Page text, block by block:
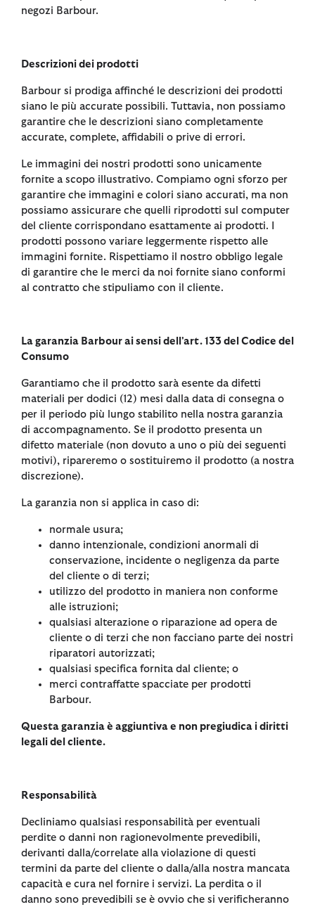
negozi Barbour.
Descrizioni dei prodotti
Barbour si prodiga affinché le descrizioni dei prodotti
siano le più accurate possibili. Tuttavia, non possiamo
garantire che le descrizioni siano completamente
accurate, complete, affidabili o prive di errori.
Le immagini dei nostri prodotti sono unicamente
fornite a scopo illustrativo. Compiamo ogni sforzo per
garantire che immagini e colori siano accurati, ma non
possiamo assicurare che quelli riprodotti sul computer
del cliente corrispondano esattamente ai prodotti. I
prodotti possono variare leggermente rispetto alle
immagini fornite. Rispettiamo il nostro obbligo legale
di garantire che le merci da noi fornite siano conformi
al contratto che stipuliamo con il cliente.
La garanzia Barbour ai sensi dell'art. 133 del Codice del
Consumo
Garantiamo che il prodotto sarà esente da difetti
materiali per dodici (12) mesi dalla data di consegna o
per il periodo più lungo stabilito nella nostra garanzia
di accompagnamento. Se il prodotto presenta un
difetto materiale (non dovuto a uno o più dei seguenti
motivi), ripareremo o sostituiremo il prodotto (a nostra
discrezione).
La garanzia non si applica in caso di:
normale usura;
danno intenzionale, condizioni anormali di
conservazione, incidente o negligenza da parte
del cliente o di terzi;
utilizzo del prodotto in maniera non conforme
alle istruzioni;
qualsiasi alterazione o riparazione ad opera de
cliente o di terzi che non facciano parte dei nostri
riparatori autorizzati;
qualsiasi specifica fornita dal cliente; o
merci contraffatte spacciate per prodotti
Barbour.
Questa garanzia è aggiuntiva e non pregiudica i diritti
legali del cliente.
Responsabilità
Decliniamo qualsiasi responsabilità per eventuali
perdite o danni non ragionevolmente prevedibili,
derivanti dalla/correlate alla violazione di questi
termini da parte del cliente o dalla/alla nostra mancata
capacità e cura nel fornire i servizi. La perdita o il
danno sono prevedibili se è ovvio che si verificheranno